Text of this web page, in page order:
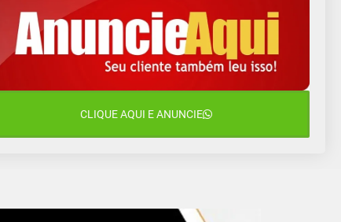
10 de agosto
Segunda-Feira
11 de agosto
15°C 9°C
CLIQUE AQUI E ANUNCIE